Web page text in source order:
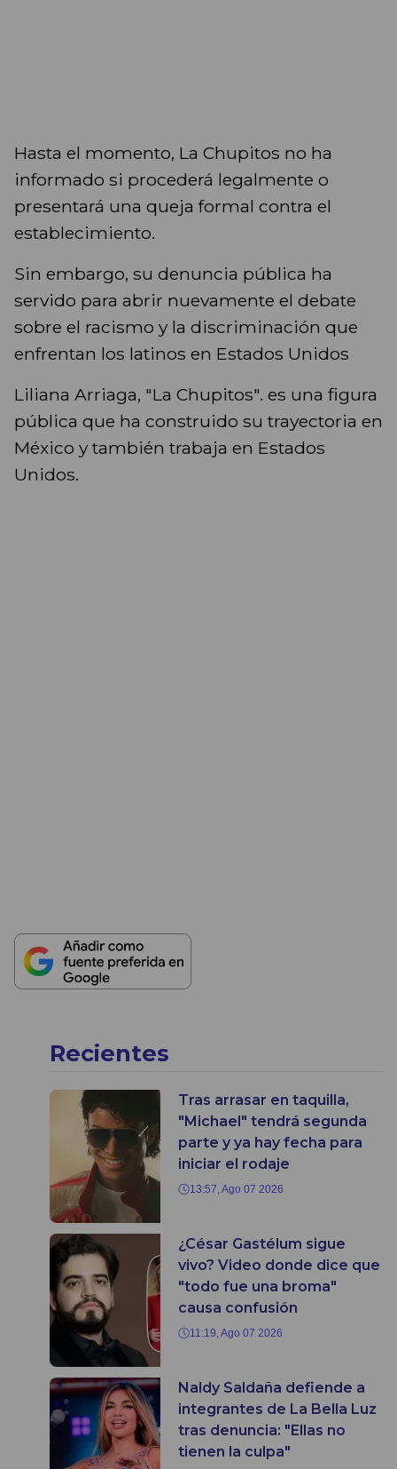
Hasta el momento, La Chupitos no ha
informado si procederá legalmente o
presentará una queja formal contra el
establecimiento.
Sin embargo, su denuncia pública ha
servido para abrir nuevamente el debate
sobre el racismo y la discriminación que
enfrentan los latinos en Estados Unidos
Liliana Arriaga, "La Chupitos". es una figura
pública que ha construido su trayectoria en
México y también trabaja en Estados
Unidos.
Recientes
Tras arrasar en taquilla,
"Michael" tendrá segunda
parte y ya hay fecha para
iniciar el rodaje
13:57, Ago 07 2026
¿César Gastélum sigue
vivo? Video donde dice que
"todo fue una broma"
causa confusión
11:19, Ago 07 2026
Naldy Saldaña defiende a
integrantes de La Bella Luz
tras denuncia: "Ellas no
tienen la culpa"